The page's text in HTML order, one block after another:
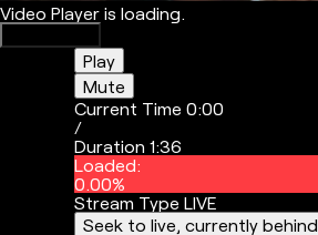
Video Player is loading.
Play
Mute
Current Time0:00
/
Duration1:36
Loaded:
0.00%
Stream TypeLIVE
Seek to live, currently